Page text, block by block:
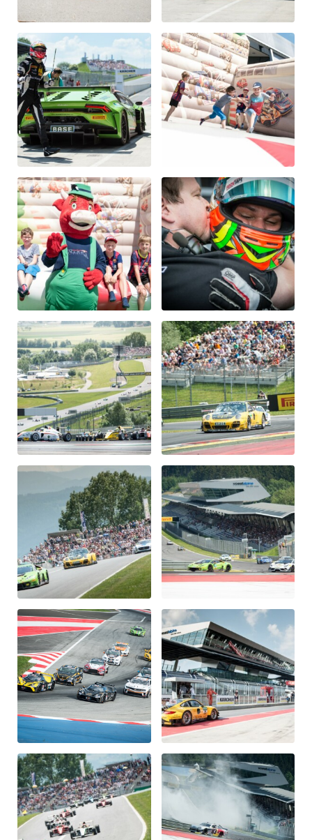
Business
Alle anzeigen
Glossar
Alle anzeigen